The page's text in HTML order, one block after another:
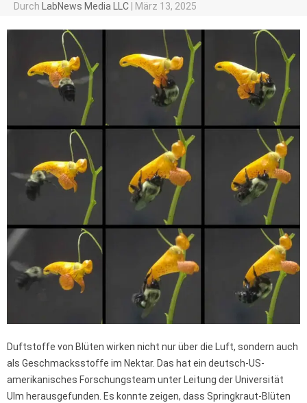
Durch LabNews Media LLC März 13, 2025
Duftstoffe von Blüten wirken nicht nur über die Luft, sondern auch
als Geschmacksstoffe im Nektar. Das hat ein deutsch-US-
amerikanisches Forschungsteam unter Leitung der Universität
Ulm herausgefunden. Es konnte zeigen, dass Springkraut-Blüten